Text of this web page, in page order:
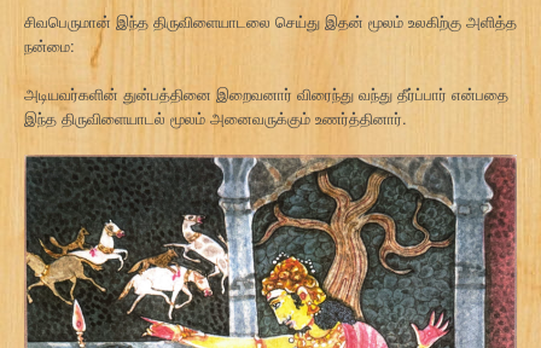
சிவபெருமான் இந்த திருவிளையாடலை செய்து இதன் மூலம் உலகிற்கு அளித்த
நன்மை:
அடியவர்களின் துன்பத்தினை இறைவனார் விரைந்து வந்து தீர்ப்பார் என்பதை
இந்த திருவிளையாடல் மூலம் அனைவருக்கும் உணர்த்தினார்.